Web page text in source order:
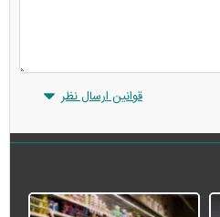
قوانین ارسال نظر